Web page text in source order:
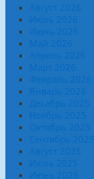
Август 2026
Июль 2026
Июнь 2026
Май 2026
Апрель 2026
Март 2026
Февраль 2026
Январь 2026
Декабрь 2025
Ноябрь 2025
Октябрь 2025
Сентябрь 2025
Август 2025
Июль 2025
Июнь 2025